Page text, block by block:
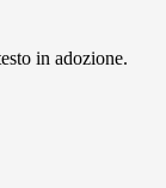
in adozione.